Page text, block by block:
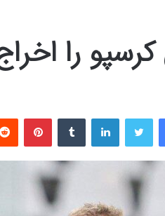
را
فیسبوک لینکداین پینتریست